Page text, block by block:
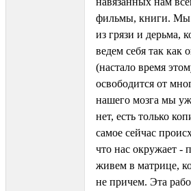
фильмы, книги. Мы
из грязи и дерьма,
ведем себя так как
(настало время
освободится от
нашего мозга мы
нет, есть только
самое сейчас
что нас окружает
живем в матрице,
не причем. Эта